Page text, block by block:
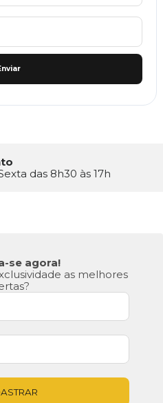
das 8h30 às 17h
se agora!
as melhores